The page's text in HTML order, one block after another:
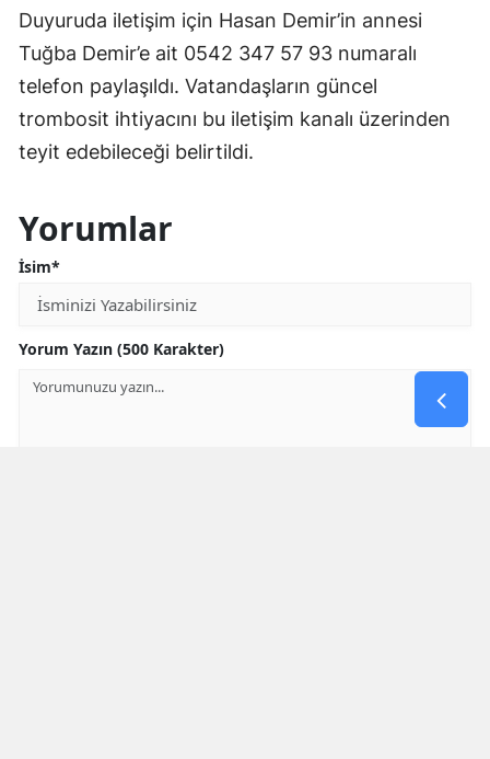
Duyuruda iletişim için Hasan Demir’in annesi
Tuğba Demir’e ait 0542 347 57 93 numaralı
telefon paylaşıldı. Vatandaşların güncel
trombosit ihtiyacını bu iletişim kanalı üzerinden
teyit edebileceği belirtildi.
Yorumlar
İsim*
Yorum Yazın (500 Karakter)